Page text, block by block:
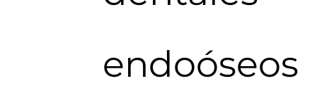
endoóseos